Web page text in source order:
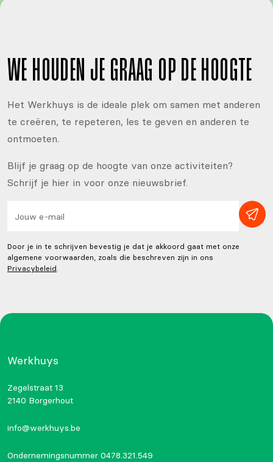
WE HOUDEN JE GRAAG OP DE HOOGTE
Het Werkhuys is de ideale plek om samen met anderen
te creëren, te repeteren, les te geven en anderen te
ontmoeten.
Blijf je graag op de hoogte van onze activiteiten?
Schrijf je hier in voor onze nieuwsbrief.
Door je in te schrijven bevestig je dat je akkoord gaat met onze
algemene voorwaarden, zoals die beschreven zijn in ons
Privacybeleid.
Werkhuys
Zegelstraat 13
2140 Borgerhout
info@werkhuys.be
Ondernemingsnummer 0478.321.549